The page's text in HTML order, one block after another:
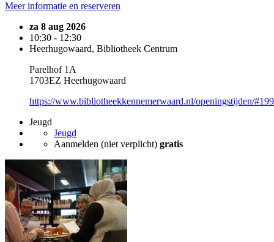
Meer informatie en reserveren
za 8 aug 2026
10:30 - 12:30
Heerhugowaard, Bibliotheek Centrum
Parelhof 1A
1703EZ Heerhugowaard
https://www.bibliotheekkennemerwaard.nl/openingstijden/
Jeugd
Jeugd
Aanmelden (niet verplicht) gratis